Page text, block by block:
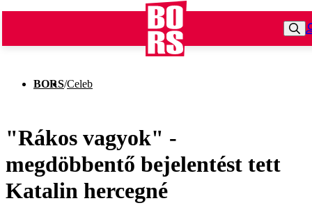
BORS/Celeb
"Rákos vagyok" -
megdöbbentő bejelentést tett
Katalin hercegné